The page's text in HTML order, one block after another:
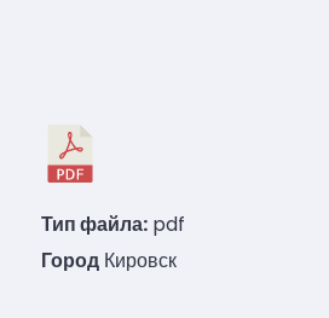
Тип файла: pdf
Город Кировск